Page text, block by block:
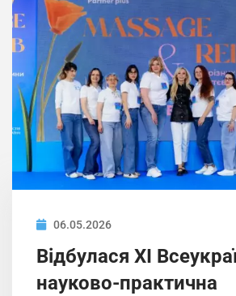
06.05.2026
Відбулася ХІ
науково-практична